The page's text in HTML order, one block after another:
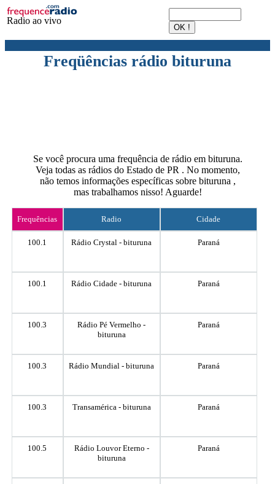
Radio ao vivo
Freqüências rádio bituruna
Se você procura uma frequência de rádio em bituruna.
Veja todas as rádios do Estado de PR . No momento,
não temos informações específicas sobre bituruna ,
mas trabalhamos nisso! Aguarde!
Frequências Radio Cidade
100.1 Rádio Crystal - bituruna Paraná
100.1 Rádio Cidade - bituruna Paraná
100.3
Rádio Pé Vermelho -
bituruna
Paraná
100.3 Rádio Mundial - bituruna Paraná
100.3 Transamérica - bituruna Paraná
100.5
Rádio Louvor Eterno -
bituruna
Paraná